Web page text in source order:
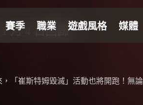
月 4 日回歸
，「崔斯特姆毀滅」活動也將開跑！